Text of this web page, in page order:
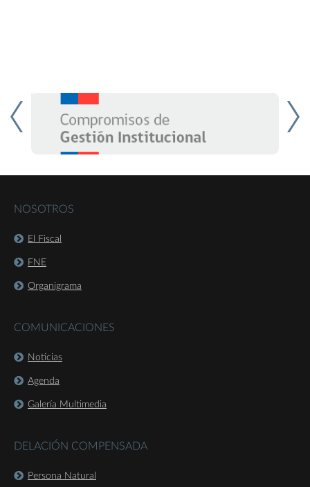
NOSOTROS
El Fiscal
FNE
Organigrama
COMUNICACIONES
Noticias
Agenda
Galería Multimedia
DELACIÓN COMPENSADA
Persona Natural